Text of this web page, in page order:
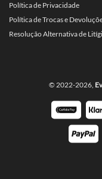
Política de Privacidade
Política de Trocas e
Resolução Alternativa de
© 2022-2026,